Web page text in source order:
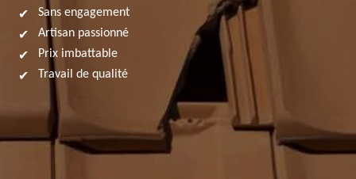
Sans engagement
Artisan passionné
Prix imbattable
Travail de qualité